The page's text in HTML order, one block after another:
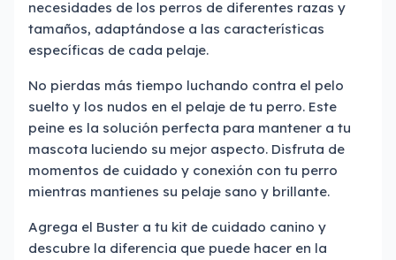
necesidades de los perros de diferentes razas y
tamaños, adaptándose a las características
específicas de cada pelaje.
No pierdas más tiempo luchando contra el pelo
suelto y los nudos en el pelaje de tu perro. Este
peine es la solución perfecta para mantener a tu
mascota luciendo su mejor aspecto. Disfruta de
momentos de cuidado y conexión con tu perro
mientras mantienes su pelaje sano y brillante.
Agrega el Buster a tu kit de cuidado canino y
descubre la diferencia que puede hacer en la